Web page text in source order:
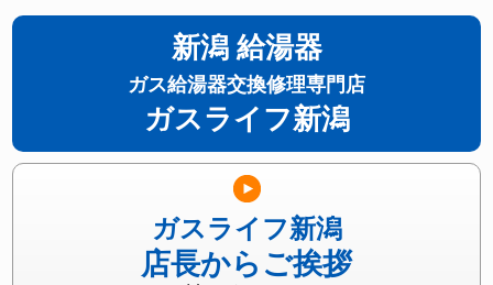
新潟 給湯器
ガス給湯器交換修理専門店
ガスライフ新潟
ガスライフ新潟
店長からご挨拶